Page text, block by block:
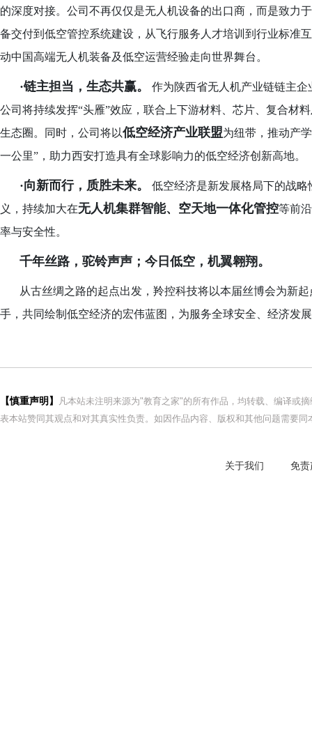
的深度对接。公司不再仅仅是无人机设备的出口商，而是致力
备交付到低空管控系统建设，从飞行服务人才培训到行业标准
动中国高端无人机装备及低空运营经验走向世界舞台。
·链主担当，生态共赢。
作为陕西省无人机产业链链主
公司将持续发挥“头雁”效应，联合上下游材料、芯片、复合材
生态圈。同时，公司将以低空经济产业联盟为纽带，推动产
一公里”，助力西安打造具有全球影响力的低空经济创新高地。
·向新而行，质胜未来。
低空经济是新发展格局下的战
义，持续加大在无人机集群智能、空天地一体化管控等前
率与安全性。
千年丝路，驼铃声声；今日低空，机翼翱翔。
从古丝绸之路的起点出发，羚控科技将以本届丝博会为新
手，共同绘制低空经济的宏伟蓝图，为服务全球安全、经济发
【慎重声明】
凡本站未注明来源为"教育之家"的所有作品，均转载、编译或
表本站赞同其观点和对其真实性负责。如因作品内容、版权和其他问题需要
关于我们 免责